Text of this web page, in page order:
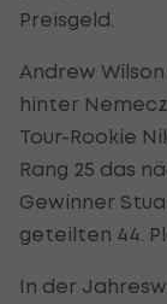
Preisgeld.
Andrew
hinter
Tour-Rookie
Rang 25 das
Gewinner
geteilten 44.
In der